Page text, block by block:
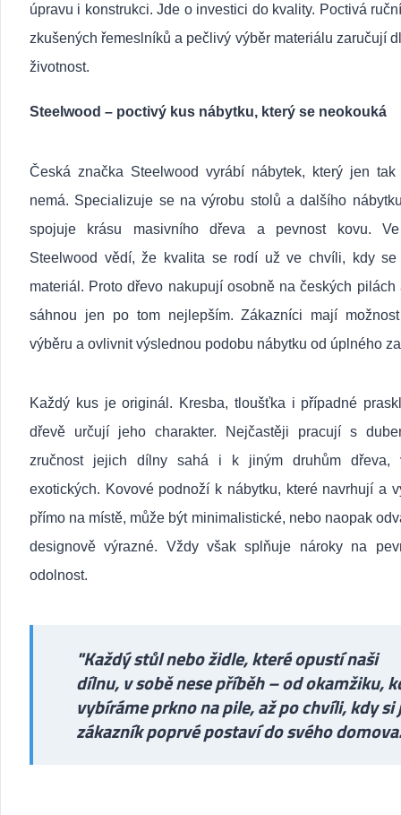
úpravu i konstrukci. Jde o investici do kvality. Poctivá
zkušených řemeslníků a pečlivý výběr materiálu zaručují
životnost.
Steelwood – poctivý kus nábytku, který se neokouká
Česká značka Steelwood vyrábí nábytek, který jen tak
nemá. Specializuje se na výrobu stolů a dalšího
spojuje krásu masivního dřeva a pevnost kovu.
Steelwood vědí, že kvalita se rodí už ve chvíli, kdy se
materiál. Proto dřevo nakupují osobně na českých pilách
sáhnou jen po tom nejlepším. Zákazníci mají
výběru a ovlivnit výslednou podobu nábytku od úplného
Každý kus je originál. Kresba, tloušťka i případné
dřevě určují jeho charakter. Nejčastěji pracují s
zručnost jejich dílny sahá i k jiným druhům dřeva,
exotických. Kovové podnoží k nábytku, které navrhují a
přímo na místě, může být minimalistické, nebo naopak
designově výrazné. Vždy však splňuje nároky na
odolnost.
"Každý stůl nebo židle, které opustí naši
dílnu, v sobě nese příběh – od okamžiku,
vybíráme prkno na pile, až po chvíli, kdy si
zákazník poprvé postaví do svého